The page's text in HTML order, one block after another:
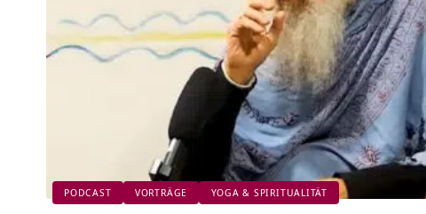
PODCAST VORTRÄGE YOGA & SPIRITUALITÄT